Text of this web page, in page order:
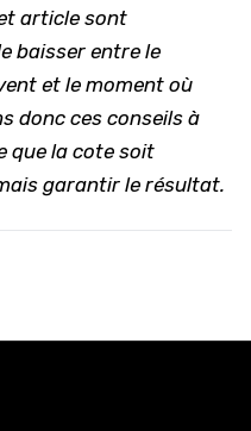
article sont
baisser entre le
et le moment où
donc ces conseils à
que la cote soit
garantir le résultat.